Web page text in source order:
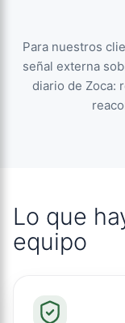
Para nuestros
señal externa
diario de Zoca:
Lo que
equipo